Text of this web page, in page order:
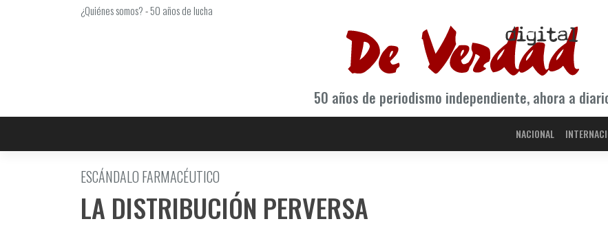
¿Quiénes somos?-50 años de lucha
50 años de periodismo independiente, ahora a
NACIONAL
ESCÁNDALO FARMACÉUTICO
LA DISTRIBUCIÓN PERVERSA